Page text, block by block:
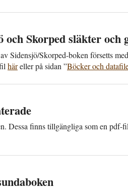
och Skorped släkter och
Sidensjö/Skorped-boken försetts
häreller på sidan ”Böcker och
Dessa finns till­gängliga som en pdf-